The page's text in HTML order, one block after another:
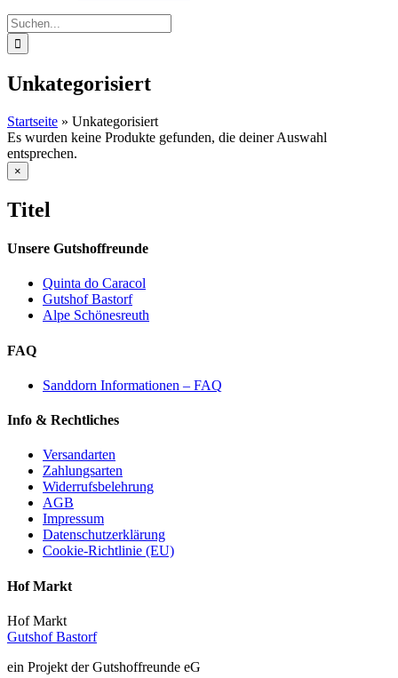
Suche
nach:
Unkategorisiert
Startseite » Unkategorisiert
Es wurden keine Produkte gefunden, die deiner Auswahl
entsprechen.
Close
product
view
×
Titel
Unsere Gutshoffreunde
Quinta do Caracol
Gutshof Bastorf
Alpe Schönesreuth
FAQ
Sanddorn Informationen – FAQ
Info & Rechtliches
Versandarten
Zahlungsarten
Widerrufsbelehrung
AGB
Impressum
Datenschutzerklärung
Cookie-Richtlinie (EU)
Hof Markt
Hof Markt
Gutshof Bastorf
ein Projekt der Gutshoffreunde eG